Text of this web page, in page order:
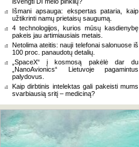
Išmani apsauga: ekspertas pataria, kaip
užtikrinti namų prietaisų saugumą.
4 technologijos, kurios mūsų kasdienybę
pakeis jau artimiausiais metais.
Netolima ateitis: nauji telefonai salonuose iš
100 proc. panaudotų detalių.
„SpaceX“ į kosmosą pakėlė dar du
„NanoAvionics“ Lietuvoje pagamintus
palydovus.
Kaip dirbtinis intelektas gali pakeisti mums
svarbiausią sritį – mediciną?